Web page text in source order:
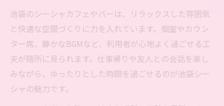
池袋のシーシャカフェやバーは、リラックスした雰囲気
と快適な空間づくりに力を入れています。個室やカウン
ター席、静かなBGMなど、利用者が心地よく過ごせる工
夫が随所に見られます。仕事帰りや友人との会話を楽し
みながら、ゆったりとした時間を過ごせるのが池袋シー
シャの魅力です。